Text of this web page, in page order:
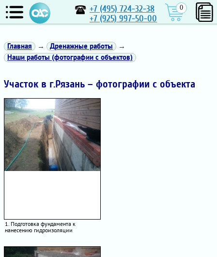
+7 (495) 724-32-38
+7 (925) 997-50-00
0
Главная → Дренажные работы
→
Наши работы (фотографии с объектов)
Участок в г.Рязань – фотографии с объекта
1. Подготовка фундамента к
нанесению гидроизоляции